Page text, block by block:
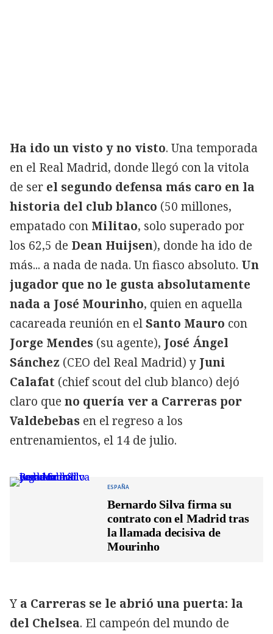
Ha ido un visto y no visto. Una temporada
en el Real Madrid, donde llegó con la vitola
de ser el segundo defensa más caro en la
historia del club blanco (50 millones,
empatado con Militao, solo superado por
los 62,5 de Dean Huijsen), donde ha ido de
más... a nada de nada. Un fiasco absoluto. Un
jugador que no le gusta absolutamente
nada a José Mourinho, quien en aquella
cacareada reunión en elSanto Mauro con
Jorge Mendes (su agente), José Ángel
Sánchez (CEO del Real Madrid) y Juni
Calafat (chief scout del club blanco) dejó
claro que no quería ver a Carreras por
Valdebebas en el regreso a los
entrenamientos, el 14 de julio.
ESPAÑA
Bernardo Silva firma su
contrato con el Madrid tras
la llamada decisiva de
Mourinho
Y a Carreras se le abrió una puerta: la
del Chelsea. El campeón del mundo de